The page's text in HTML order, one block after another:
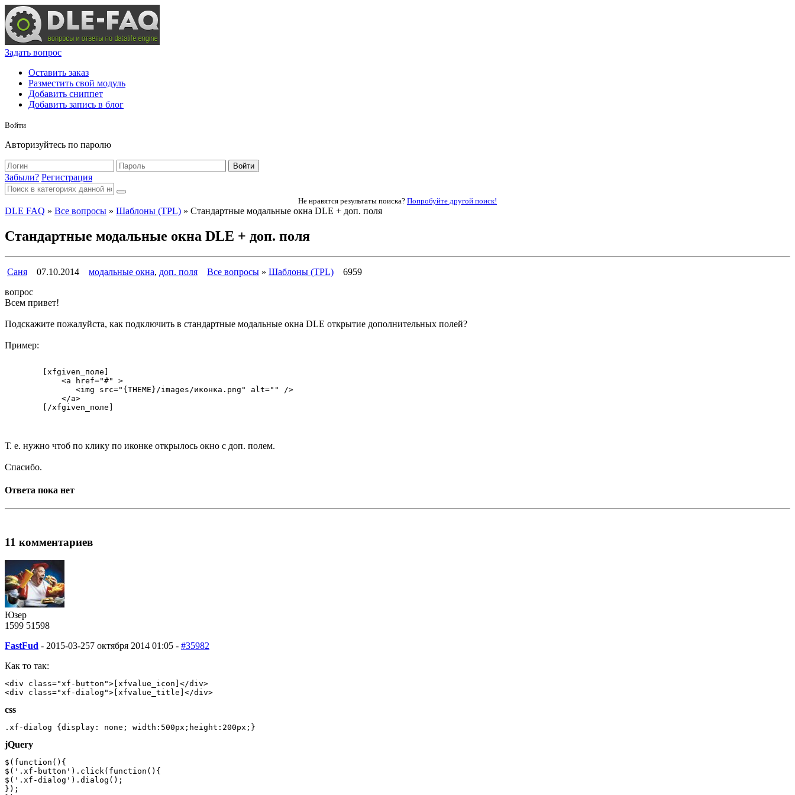
Задать вопрос
Оставить заказ
Разместить свой модуль
Добавить сниппет
Добавить запись в блог
Войти
Авторизуйтесь по паролю
Войти
Забыли? Регистрация
Не нравятся результаты поиска? Попробуйте другой поиск!
DLE FAQ » Все вопросы » Шаблоны (TPL) » Стандартные модальные окна DLE + доп. поля
Стандартные модальные окна DLE + доп. поля
Саня 07.10.2014 модальные окна, доп. поля Все вопросы » Шаблоны (TPL)
6959
вопрос
Всем привет!
Подскажите пожалуйста, как подключить в стандартные модальные окна DLE открытие дополнительных полей?
Пример:
[xfgiven_поле]
<a href="#" >
<img src="{THEME}/images/иконка.png" alt="" />
</a>
[/xfgiven_поле]
Т. е. нужно чтоб по клику по иконке открылось окно с доп. полем.
Спасибо.
Ответа пока нет
11 комментариев
Юзер
1599 51 598
FastFud - 2015-03-257 октября 2014 01:05 - #35982
Как то так:
<div class="xf-button">[xfvalue_icon]</div>
<div class="xf-dialog">[xfvalue_title]</div>
css
.xf-dialog {display: none; width:500px;height:200px;}
jQuery
$(function(){
$('.xf-button').click(function(){
$('.xf-dialog').dialog();
});